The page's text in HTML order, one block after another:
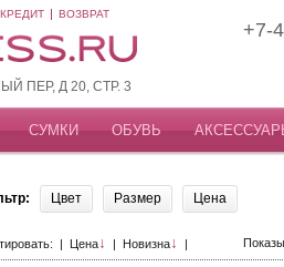
ВОЗВРАТ
ПЕР, Д 20, СТР. 3
+7-
СУМКИ ОБУВЬ
Цвет Размер Цена
| Цена↓ | Новизна↓ |